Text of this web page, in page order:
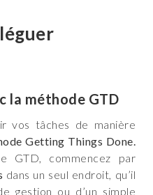
la méthode GTD
vos tâches de manière
Getting Things Done.
GTD, commencez par
dans un seul endroit, qu’il
gestion ou d’un simple